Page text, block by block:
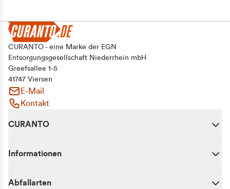
CURANTO - eine Marke der EGN
Entsorgungsgesellschaft Niederrhein mbH
Greefsallee 1-5
41747 Viersen
E-Mail
Kontakt
CURANTO
Informationen
Abfallarten